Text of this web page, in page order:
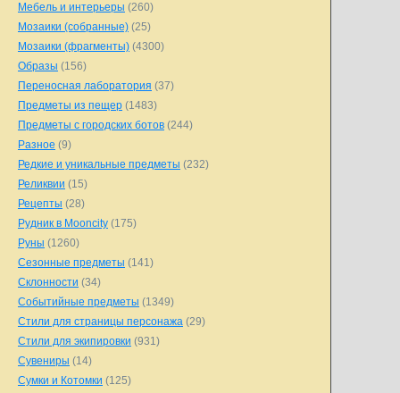
Мебель и интерьеры (260)
Мозаики (собранные) (25)
Мозаики (фрагменты) (4300)
Образы (156)
Переносная лаборатория (37)
Предметы из пещер (1483)
Предметы с городских ботов (244)
Разное (9)
Редкие и уникальные предметы (232)
Реликвии (15)
Рецепты (28)
Рудник в Mooncity (175)
Руны (1260)
Сезонные предметы (141)
Склонности (34)
Событийные предметы (1349)
Стили для страницы персонажа (29)
Стили для экипировки (931)
Сувениры (14)
Сумки и Котомки (125)